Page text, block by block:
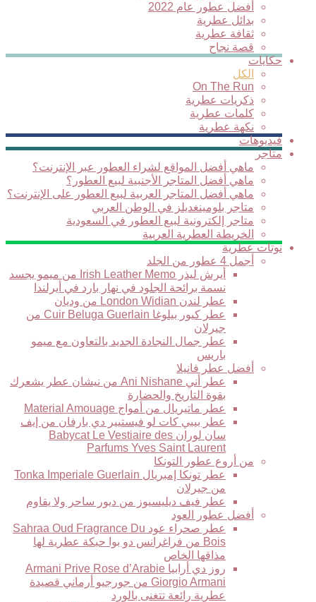
أفضل عطور عام 2022
بدائل عطرية
ثقافة عطرية
قصة نجاح
حكايات
الكل
On The Run
ذكريات عطرية
كلمات عطرية
نكهة عطرية
فيديوهات
متاجر
ماهي أفضل المواقع لشراء العطور عبر الإنترنت؟
ماهي أفضل المتاجر الأجنبية لبيع العطور؟
ماهي أفضل المتاجر العربية لبيع العطور على الإنترنت؟
متاجر بلومينغديلز في الوطن العربي
متاجر إلكترونية لبيع العطور في السعودية
الخريطة العطرية العربية
نوتات عطرية
أجمل 4 عطور من الجلد
أيرش ليذر Irish Leather Memo من ميمو يجسد
نسمة برائحة الجلود في نهار بارد في أيرلندا
عطر لندن London Widian من وديان
عطر كيور بيلوغا Cuir Beluga Guerlain من
جيرلان
عطر جمال النجادة الجديد بالتعاون مع ميمو
باريس
أفضل عطر فانيلا
عطر أني Ani Nishane من نيشان عطر يشعرك
بقوة التاريخ والحضارة
عطر ماتيريال من أمواج Material Amouage
عطر بيبي كات لو فيستيير دي بارفان من إيف
سان لوران Babycat Le Vestiaire des
Parfums Yves Saint Laurent
من أروع عطور التونكا
عطر تونكا إمبريال Tonka Imperiale Guerlain
من جيرلان
عطر فيف ديليسيوز من ديور ساحر ولا يقاوم
أفضل عطور العود
عطر صحراء عود Sahraa Oud Fragrance Du
Bois من فراغرانس دو بوا حبكة عطرية لها
مذاقها الخاص
روز دي أرابيا Armani Prive Rose d’Arabie
Giorgio Armani من جورجيو أرماني قصيدة
عطرية رائعة تتغنى بالورد